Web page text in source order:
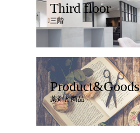
Third floor
三階
Product&Goods
薬剤と商品